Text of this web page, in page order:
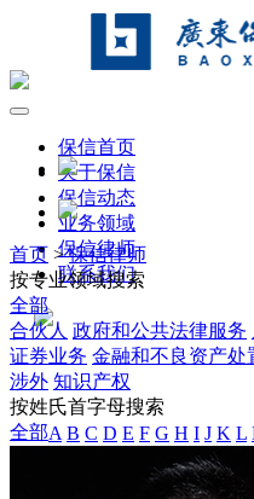
保信首页
关于保信
保信动态
业务领域
保信律师
联系我们
首页 >保信律师
按专业领域搜索
全部
合伙人 政府和公共法律服务
证券业务 金融和不良资产处
涉外 知识产权
按姓氏首字母搜索
全部A B C D E F G H I J K L